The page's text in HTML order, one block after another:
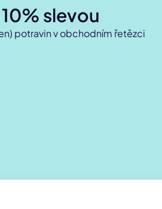
slevou
potravin v obchodním řetězci